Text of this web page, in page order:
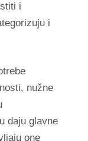
i
i
nužne
daju glavne
one